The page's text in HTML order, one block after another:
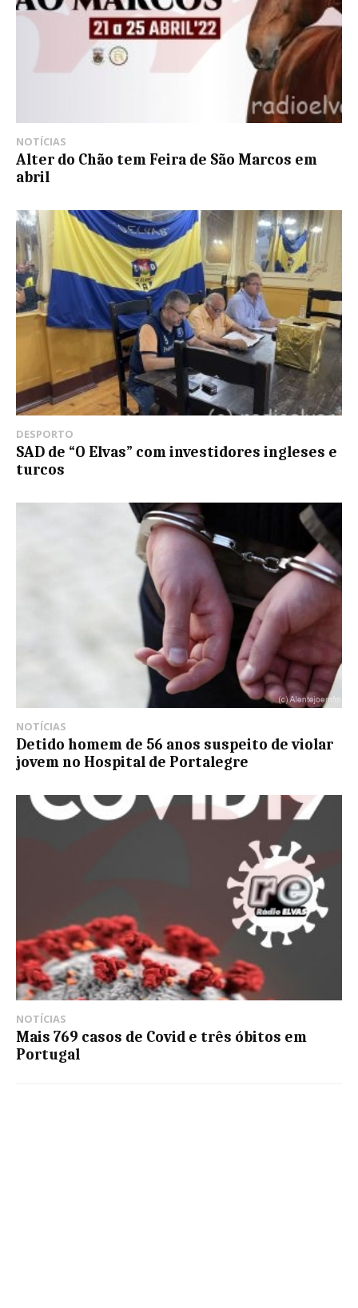
NOTÍCIAS
Alter do Chão tem Feira de São Marcos em
abril
DESPORTO
SAD de “O Elvas” com investidores ingleses e
turcos
NOTÍCIAS
Detido homem de 56 anos suspeito de violar
jovem no Hospital de Portalegre
NOTÍCIAS
Mais 769 casos de Covid e três óbitos em
Portugal